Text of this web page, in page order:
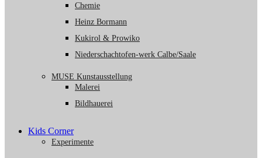
Chemie
Heinz Bormann
Kukirol & Prowiko
Niederschachtofen-werk Calbe/Saale
MUSE Kunstausstellung
Malerei
Bildhauerei
Kids Corner
Experimente